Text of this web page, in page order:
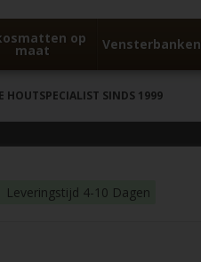
op
maat Vensterbanken
HOUTSPECIALIST SINDS 1999
Leveringstijd 4-10 Dagen